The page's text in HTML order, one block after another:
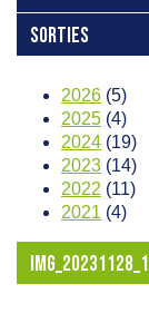
SORTIES
2026 (5)
2025 (4)
2024 (19)
2023 (14)
2022 (11)
2021 (4)